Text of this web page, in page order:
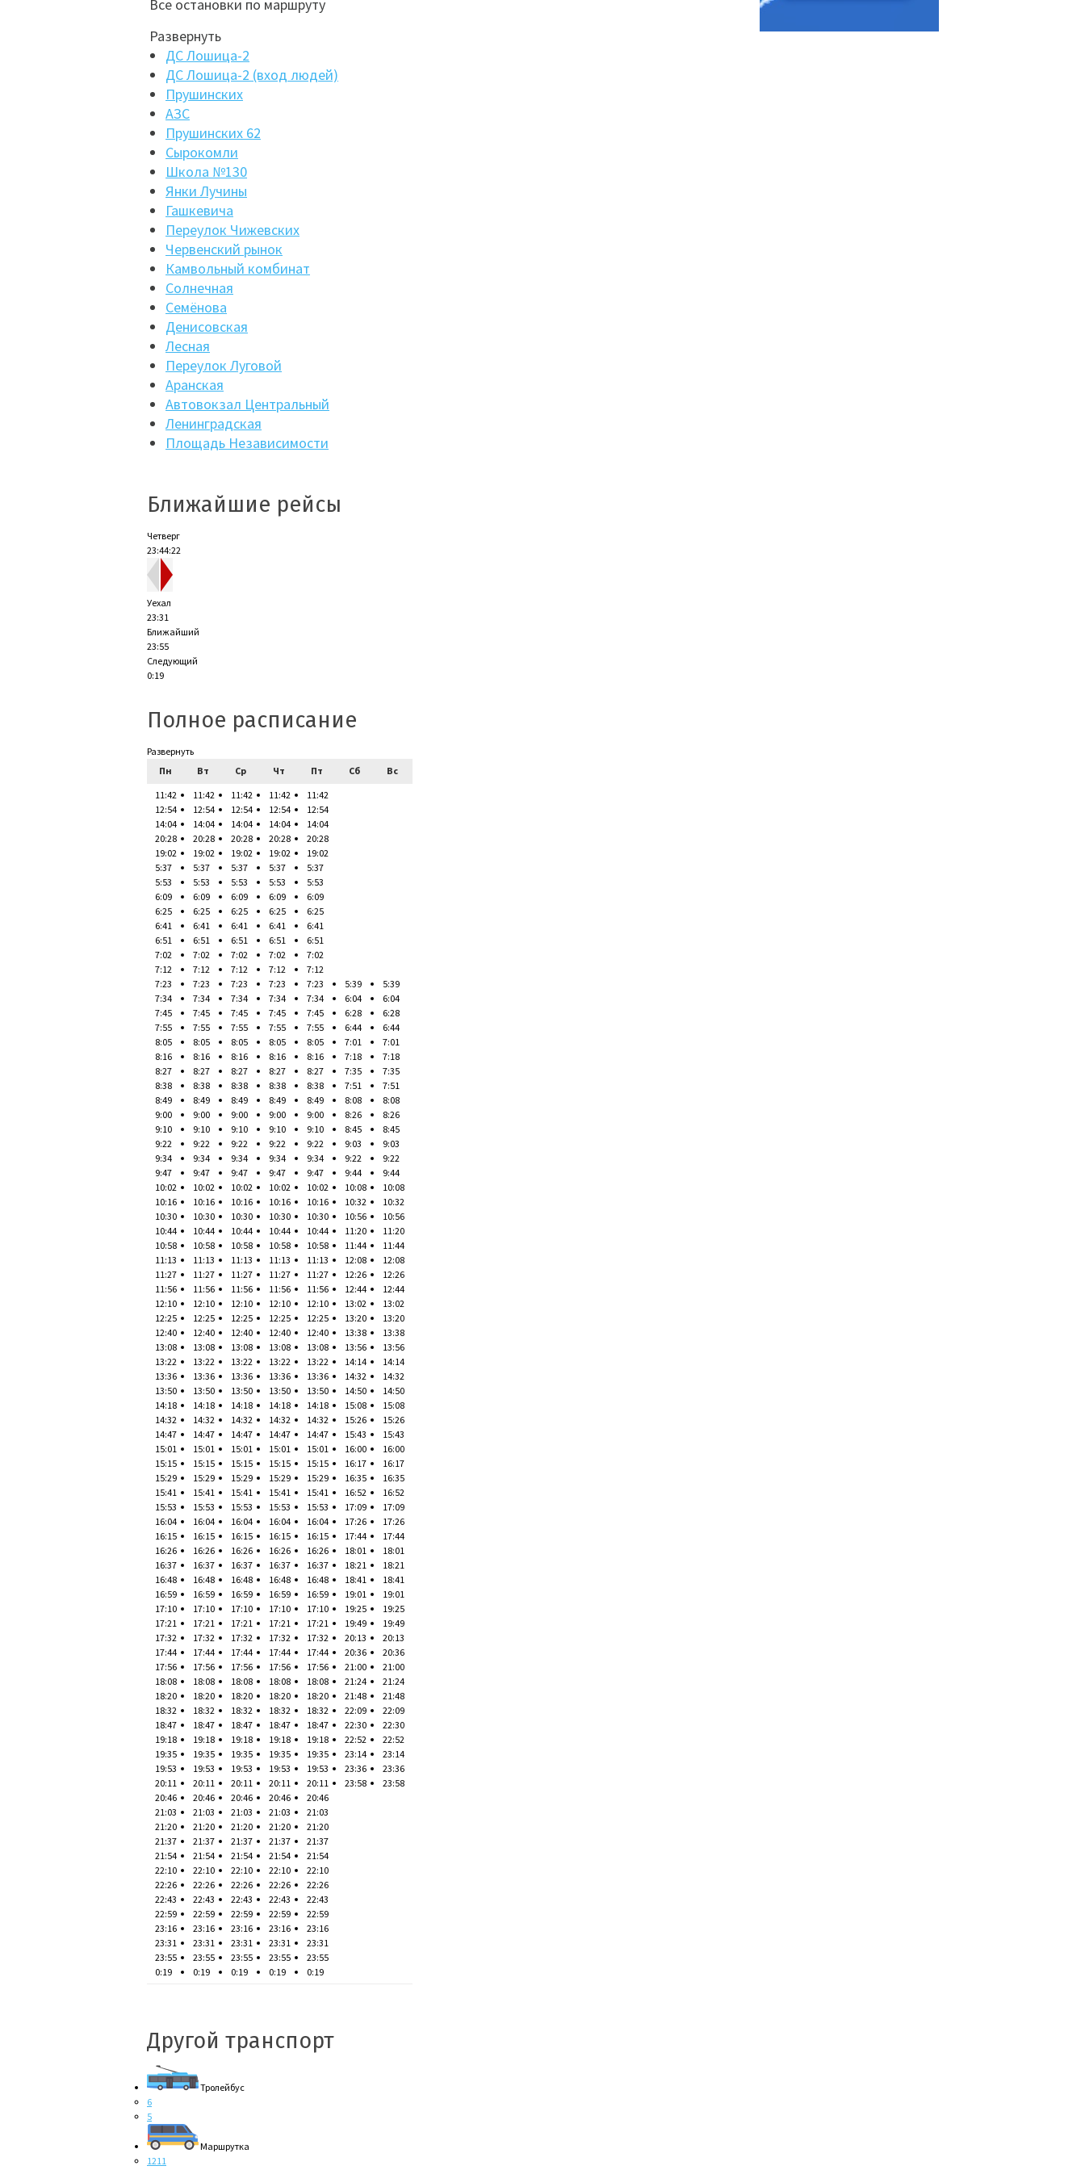
Все остановки по маршруту
Развернуть
ДС Лошица-2
ДС Лошица-2 (вход людей)
Прушинских
АЗС
Прушинских 62
Сырокомли
Школа №130
Янки Лучины
Гашкевича
Переулок Чижевских
Червенский рынок
Камвольный комбинат
Солнечная
Семёнова
Денисовская
Лесная
Переулок Луговой
Аранская
Автовокзал Центральный
Ленинградская
Площадь Независимости
Ближайшие рейсы
Четверг
23:44:23
Уехал
23:31
Ближайший
23:55
Следующий
0:19
Полное расписание
Развернуть
Пн
Вт Ср Чт Пт Сб
Вс
11:42
12:54
14:04
20:28
19:02
5:37
5:53
6:09
6:25
6:41
6:51
7:02
7:12
7:23
7:34
7:45
7:55
8:05
8:16
8:27
8:38
8:49
9:00
9:10
9:22
9:34
9:47
10:02
10:16
10:30
10:44
10:58
11:13
11:27
11:56
12:10
12:25
12:40
13:08
13:22
13:36
13:50
14:18
14:32
14:47
15:01
15:15
15:29
15:41
15:53
16:04
16:15
16:26
16:37
16:48
16:59
17:10
17:21
17:32
17:44
17:56
18:08
18:20
18:32
18:47
19:18
19:35
19:53
20:11
20:46
21:03
21:20
21:37
21:54
22:10
22:26
22:43
22:59
23:16
23:31
23:55
0:19
11:42
12:54
14:04
20:28
19:02
5:37
5:53
6:09
6:25
6:41
6:51
7:02
7:12
7:23
7:34
7:45
7:55
8:05
8:16
8:27
8:38
8:49
9:00
9:10
9:22
9:34
9:47
10:02
10:16
10:30
10:44
10:58
11:13
11:27
11:56
12:10
12:25
12:40
13:08
13:22
13:36
13:50
14:18
14:32
14:47
15:01
15:15
15:29
15:41
15:53
16:04
16:15
16:26
16:37
16:48
16:59
17:10
17:21
17:32
17:44
17:56
18:08
18:20
18:32
18:47
19:18
19:35
19:53
20:11
20:46
21:03
21:20
21:37
21:54
22:10
22:26
22:43
22:59
23:16
23:31
23:55
0:19
11:42
12:54
14:04
20:28
19:02
5:37
5:53
6:09
6:25
6:41
6:51
7:02
7:12
7:23
7:34
7:45
7:55
8:05
8:16
8:27
8:38
8:49
9:00
9:10
9:22
9:34
9:47
10:02
10:16
10:30
10:44
10:58
11:13
11:27
11:56
12:10
12:25
12:40
13:08
13:22
13:36
13:50
14:18
14:32
14:47
15:01
15:15
15:29
15:41
15:53
16:04
16:15
16:26
16:37
16:48
16:59
17:10
17:21
17:32
17:44
17:56
18:08
18:20
18:32
18:47
19:18
19:35
19:53
20:11
20:46
21:03
21:20
21:37
21:54
22:10
22:26
22:43
22:59
23:16
23:31
23:55
0:19
11:42
12:54
14:04
20:28
19:02
5:37
5:53
6:09
6:25
6:41
6:51
7:02
7:12
7:23
7:34
7:45
7:55
8:05
8:16
8:27
8:38
8:49
9:00
9:10
9:22
9:34
9:47
10:02
10:16
10:30
10:44
10:58
11:13
11:27
11:56
12:10
12:25
12:40
13:08
13:22
13:36
13:50
14:18
14:32
14:47
15:01
15:15
15:29
15:41
15:53
16:04
16:15
16:26
16:37
16:48
16:59
17:10
17:21
17:32
17:44
17:56
18:08
18:20
18:32
18:47
19:18
19:35
19:53
20:11
20:46
21:03
21:20
21:37
21:54
22:10
22:26
22:43
22:59
23:16
23:31
23:55
0:19
11:42
12:54
14:04
20:28
19:02
5:37
5:53
6:09
6:25
6:41
6:51
7:02
7:12
7:23
7:34
7:45
7:55
8:05
8:16
8:27
8:38
8:49
9:00
9:10
9:22
9:34
9:47
10:02
10:16
10:30
10:44
10:58
11:13
11:27
11:56
12:10
12:25
12:40
13:08
13:22
13:36
13:50
14:18
14:32
14:47
15:01
15:15
15:29
15:41
15:53
16:04
16:15
16:26
16:37
16:48
16:59
17:10
17:21
17:32
17:44
17:56
18:08
18:20
18:32
18:47
19:18
19:35
19:53
20:11
20:46
21:03
21:20
21:37
21:54
22:10
22:26
22:43
22:59
23:16
23:31
23:55
0:19
5:39
6:04
6:28
6:44
7:01
7:18
7:35
7:51
8:08
8:26
8:45
9:03
9:22
9:44
10:08
10:32
10:56
11:20
11:44
12:08
12:26
12:44
13:02
13:20
13:38
13:56
14:14
14:32
14:50
15:08
15:26
15:43
16:00
16:17
16:35
16:52
17:09
17:26
17:44
18:01
18:21
18:41
19:01
19:25
19:49
20:13
20:36
21:00
21:24
21:48
22:09
22:30
22:52
23:14
23:36
23:58
5:39
6:04
6:28
6:44
7:01
7:18
7:35
7:51
8:08
8:26
8:45
9:03
9:22
9:44
10:08
10:32
10:56
11:20
11:44
12:08
12:26
12:44
13:02
13:20
13:38
13:56
14:14
14:32
14:50
15:08
15:26
15:43
16:00
16:17
16:35
16:52
17:09
17:26
17:44
18:01
18:21
18:41
19:01
19:25
19:49
20:13
20:36
21:00
21:24
21:48
22:09
22:30
22:52
23:14
23:36
23:58
Другой транспорт
Тролейбус
6
5
Маршрутка
1211